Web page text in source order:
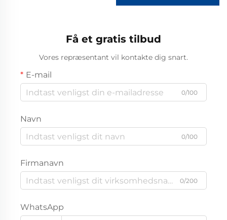
Få et gratis tilbud
Vores repræsentant vil kontakte dig snart.
E-mail
0/100
Navn
0/100
Firmanavn
0/200
WhatsApp